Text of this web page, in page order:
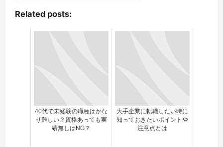
Related posts:
40代で未経験の職種はかな
り難しい？資格あっても実
績無しはNG？
大手企業に転職したい時に
知っておきたいポイントや
注意点とは